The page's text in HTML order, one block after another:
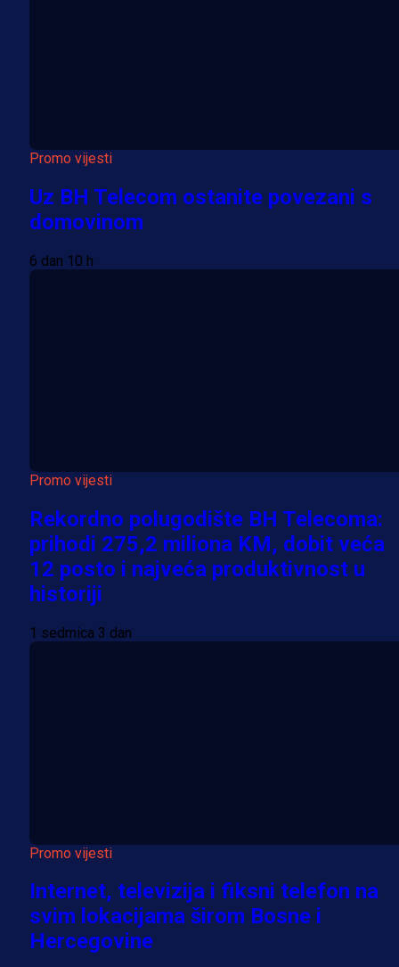
Promo vijesti
Uz BH Telecom ostanite povezani s
domovinom
6 dan 10 h
Promo vijesti
Rekordno polugodište BH Telecoma:
prihodi 275,2 miliona KM, dobit veća
12 posto i najveća produktivnost u
historiji
1 sedmica 3 dan
Promo vijesti
Internet, televizija i fiksni telefon na
svim lokacijama širom Bosne i
Hercegovine